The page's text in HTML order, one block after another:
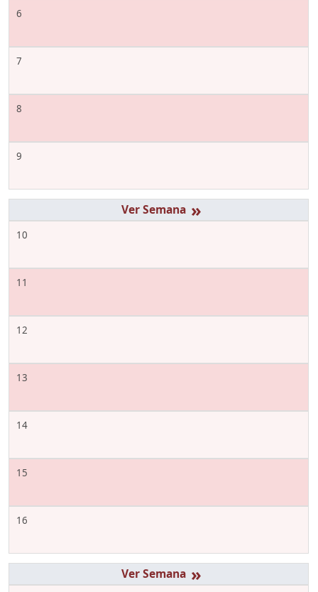
6
7
8
9
»
10
11
12
13
14
15
16
»